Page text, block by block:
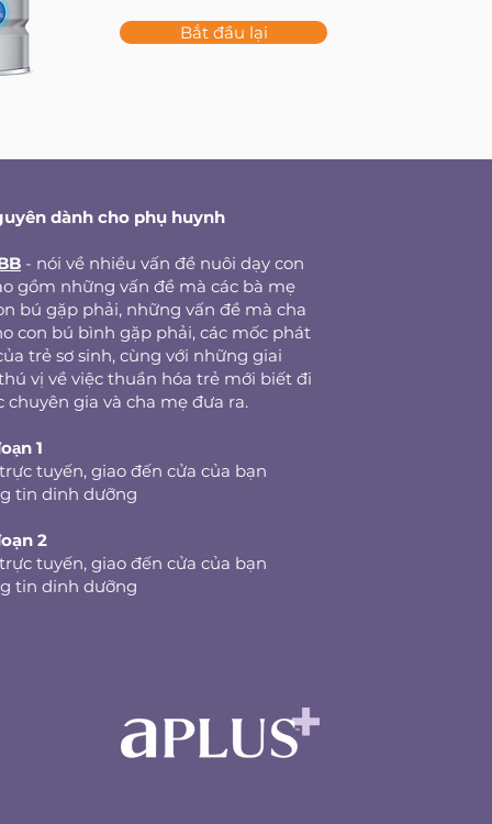
Bắt đầu lại
dành cho phụ huynh
- nói về nhiều vấn đề nuôi dạy con
gồm những vấn đề mà các bà mẹ
bú gặp phải, những vấn đề mà cha
con bú bình gặp phải, các mốc phát
trẻ sơ sinh, cùng với những giai
vị về việc thuần hóa trẻ mới biết đi
chuyên gia và cha mẹ đưa ra.
1
tuyến, giao đến cửa của bạn
tin dinh dưỡng
2
tuyến, giao đến cửa của bạn
tin dinh dưỡng